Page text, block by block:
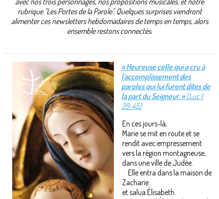
rubrique "Les Portes de la Parole". Quelques surprises viendront
alimenter ces newsletters hebdomadaires de temps en temps, alors
ensemble restons connectés.
« Heureuse celle qui a cru à
l'accomplissement des
paroles qui lui furent dites de
la part du Seigneur. »(Luc 1,
39-45)
En ces jours-là,
Marie se mit en route et se
rendit avec empressement
vers la région montagneuse,
dans une ville de Judée.
Elle entra dans la maison de
Zacharie
et salua Élisabeth.